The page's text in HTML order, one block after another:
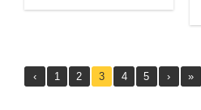
‹ 1 2 3 4 5 › »